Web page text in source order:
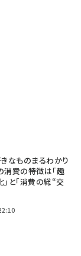
きなものまるわかり
消費の特徴は「趣
と「消費の総“交